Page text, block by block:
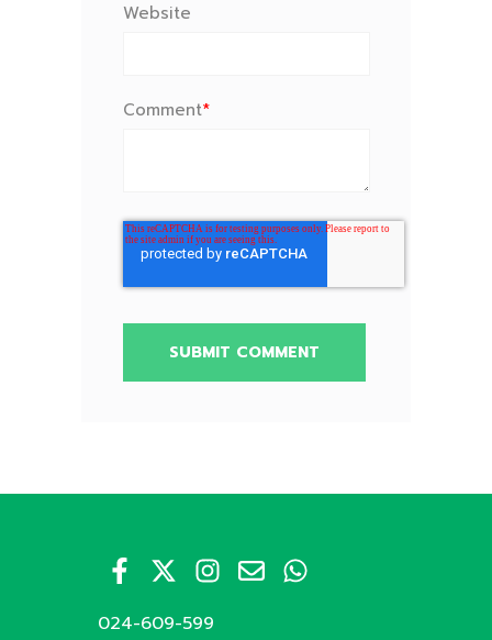
Website
Comment*
024-609-599